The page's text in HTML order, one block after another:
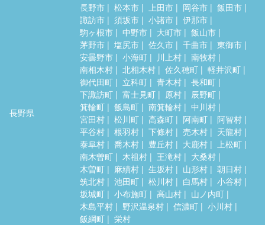
長野県
長野市 松本市 上田市 岡谷市
飯田市
諏訪市
須坂市 小諸市
伊那市
駒ヶ根市
中野市 大町市
飯山市
茅野市
塩尻市 佐久市 千曲市
東御市
安曇野市
小海町 川上村
南牧村
南相木村
北相木村 佐久穂町
軽井沢町
御代田町
立科町 青木村
長和町
下諏訪町
富士見町 原村
辰野町
箕輪町
飯島町 南箕輪村
中川村
宮田村
松川町 高森町 阿南町
阿智村
平谷村
根羽村 下條村 売木村
天龍村
泰阜村
喬木村 豊丘村 大鹿村
上松町
南木曽町
木祖村 王滝村
大桑村
木曽町
麻績村 生坂村 山形村
朝日村
筑北村
池田町 松川村 白馬村
小谷村
坂城町
小布施町 高山村
山ノ内町
木島平村
野沢温泉村 信濃町
小川村
飯綱町
栄村